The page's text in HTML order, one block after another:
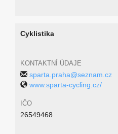
Cyklistika
KONTAKTNÍ ÚDAJE
sparta.praha@seznam.cz
www.sparta-cycling.cz/
IČO
26549468